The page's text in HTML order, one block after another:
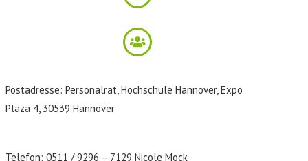
Postadresse: Personalrat, Hochschule Hannover, Expo
Plaza 4, 30539 Hannover
Telefon: 0511 / 9296 – 7129 Nicole Mock